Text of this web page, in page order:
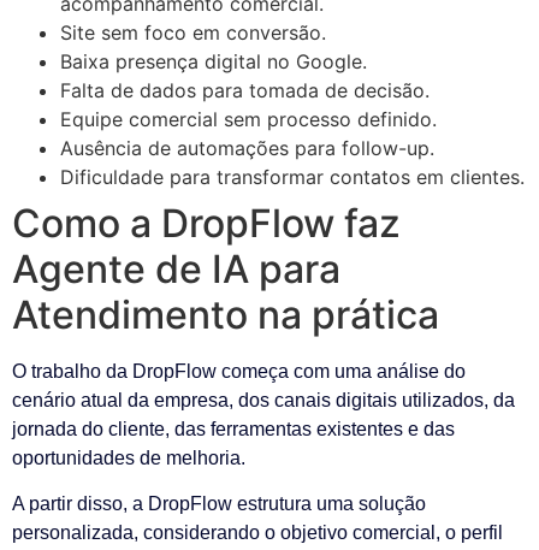
Site sem foco em conversão.
Baixa presença digital no Google.
Falta de dados para tomada de decisão.
Equipe comercial sem processo definido.
Ausência de automações para follow-up.
Dificuldade para transformar contatos em clientes.
Como a DropFlow faz
Agente de IA para
Atendimento na prática
O trabalho da DropFlow começa com uma análise do
cenário atual da empresa, dos canais digitais utilizados, da
jornada do cliente, das ferramentas existentes e das
oportunidades de melhoria.
A partir disso, a DropFlow estrutura uma solução
personalizada, considerando o objetivo comercial, o perfil